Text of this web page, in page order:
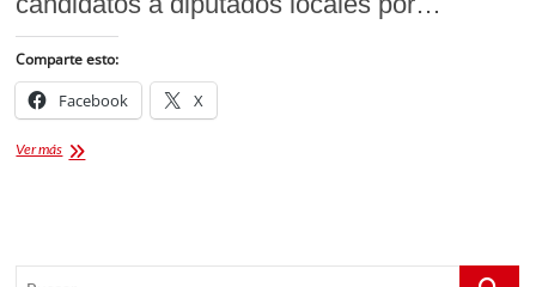
Comparte esto:
Facebook X
Ver másREGISTRO
Buscar...